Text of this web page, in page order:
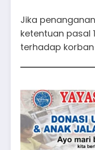
Jika
ketentuan pasal
terhadap